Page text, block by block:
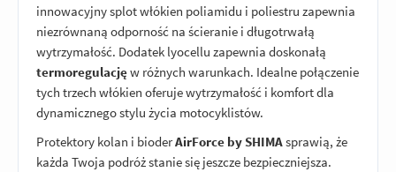
innowacyjny splot włókien poliamidu i poliestru zapewnia
niezrównaną odporność na ścieranie i długotrwałą
wytrzymałość. Dodatek lyocellu zapewnia doskonałą
termoregulacjęw różnych warunkach. Idealne połączenie
tych trzech włókien oferuje wytrzymałość i komfort dla
dynamicznego stylu życia motocyklistów.
Protektory kolan i bioderAirForce by SHIMAsprawią, że
każda Twoja podróż stanie się jeszcze bezpieczniejsza.